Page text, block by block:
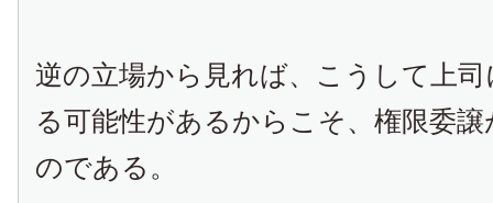
逆の立場から見れば、こうして上
る可能性があるからこそ、権限委
のである。